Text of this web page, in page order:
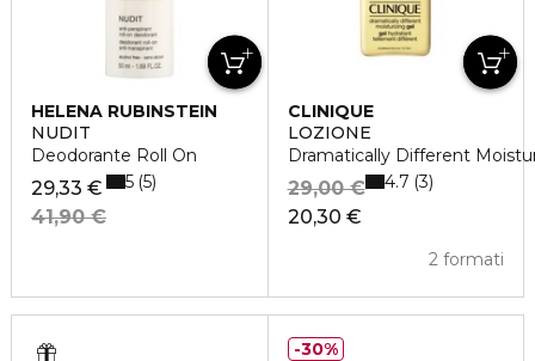
HELENA RUBINSTEIN
NUDIT
Deodorante Roll On
29,33 €
41,90 €
5 5
CLINIQUE
LOZIONE
Dramatically Different
20,30 €
29,00 €
2 formati
4.7 3
30%